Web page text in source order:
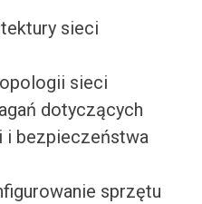
sieci
sieci
dotyczących
i bezpieczeństwa
sprzętu